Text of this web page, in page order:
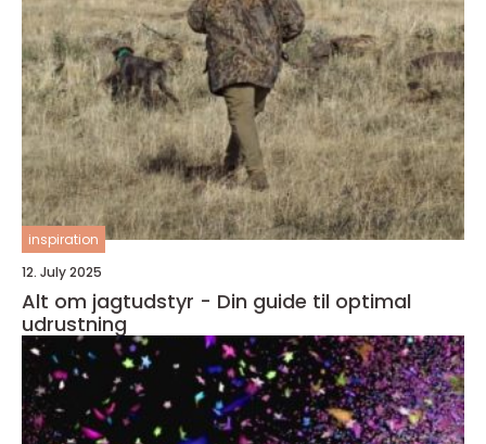
inspiration
12. July 2025
Alt om jagtudstyr - Din guide til optimal
udrustning